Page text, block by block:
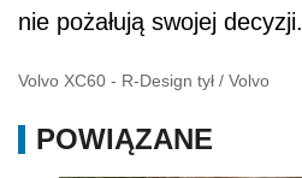
nie pożałują swojej decyzji.
Volvo XC60 - R-Design tył / Volvo
POWIĄZANE